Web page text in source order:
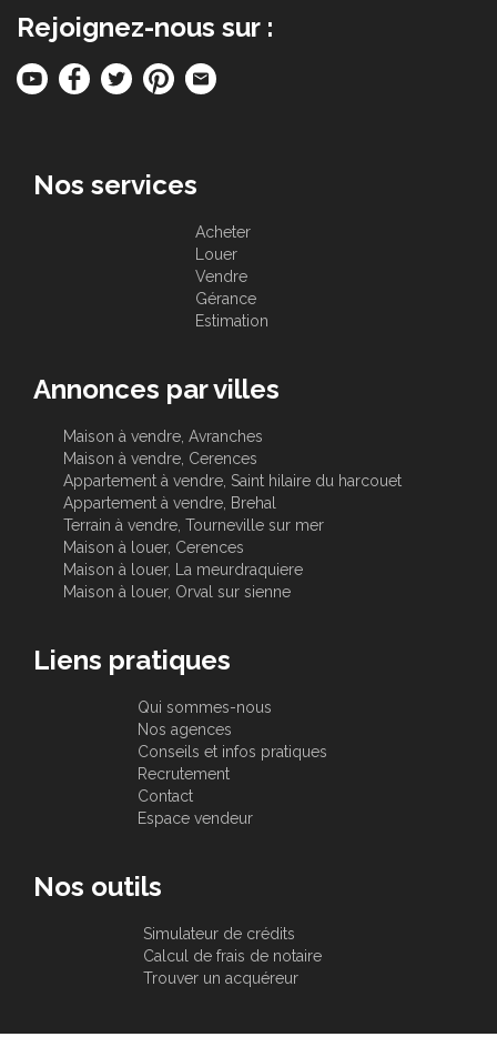
Rejoignez-nous sur :
Nos services
Acheter
Louer
Vendre
Gérance
Estimation
Annonces par villes
Maison à vendre, Avranches
Maison à vendre, Cerences
Appartement à vendre, Saint hilaire du harcouet
Appartement à vendre, Brehal
Terrain à vendre, Tourneville sur mer
Maison à louer, Cerences
Maison à louer, La meurdraquiere
Maison à louer, Orval sur sienne
Liens pratiques
Qui sommes-nous
Nos agences
Conseils et infos pratiques
Recrutement
Contact
Espace vendeur
Nos outils
Simulateur de crédits
Calcul de frais de notaire
Trouver un acquéreur